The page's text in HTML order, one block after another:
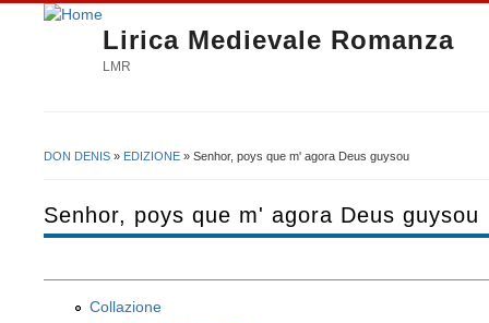
Lirica Medievale Romanza
LMR
DON DENIS » EDIZIONE » Senhor, poys que m' agora Deus guysou
Senhor, poys que m' agora Deus guysou
Collazione